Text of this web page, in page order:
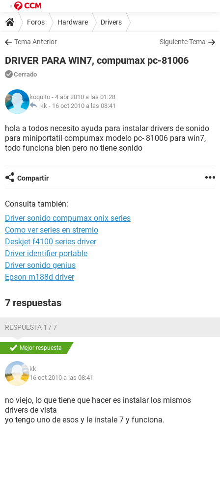
Foros Hardware Drivers
Tema Anterior Siguiente Tema
DRIVER PARA WIN7, compumax pc-81006
Cerrado
koquito - 4 abr 2010 a las 01:28
kk - 16 oct 2010 a las 08:41
hola a todos necesito ayuda para instalar drivers de sonido
para miniportatil compumax modelo pc- 81006 para win7,
todo funciona bien pero no tiene sonido
Compartir
Consulta también:
Driver sonido compumax onix series
Como ver series en stremio
Deskjet f4100 series driver
Driver identifier portable
Driver sonido genius
Epson m188d driver
7 respuestas
RESPUESTA 1 / 7
Mejor respuesta
kk
16 oct 2010 a las 08:41
no viejo, lo que tiene que hacer es instalar los mismos
drivers de vista
yo tengo uno de esos y le instale 7 y funciona.